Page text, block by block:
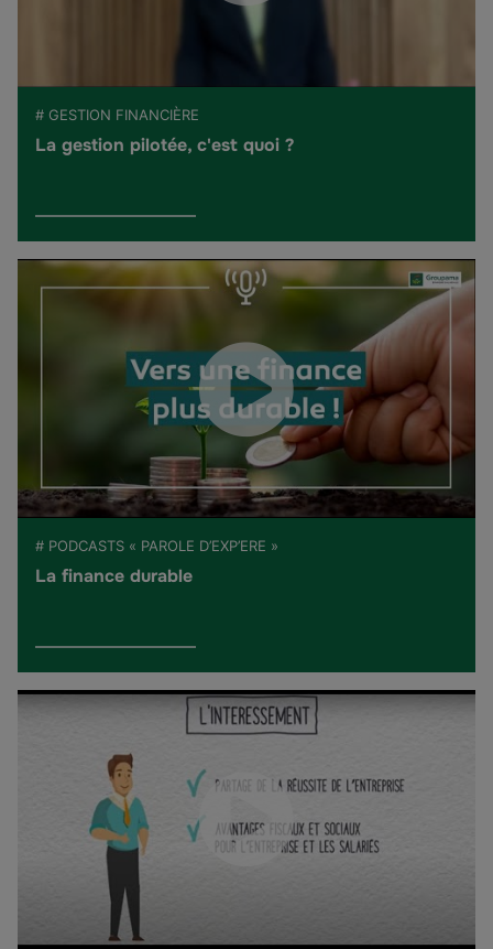
# GESTION FINANCIÈRE
La gestion pilotée, c'est quoi ?
# PODCASTS « PAROLE D’EXP’ERE »
La finance durable